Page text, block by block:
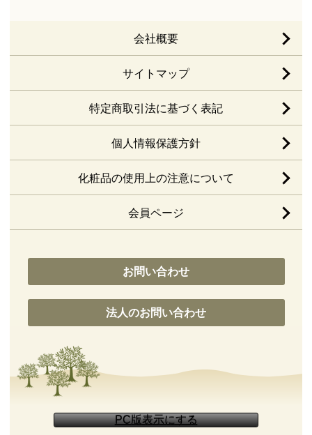
会社概要
サイトマップ
特定商取引法に基づく表記
個人情報保護方針
化粧品の使用上の注意について
会員ページ
お問い合わせ
法人のお問い合わせ